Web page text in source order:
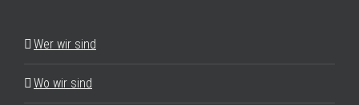
Wer wir sind
Wo wir sind